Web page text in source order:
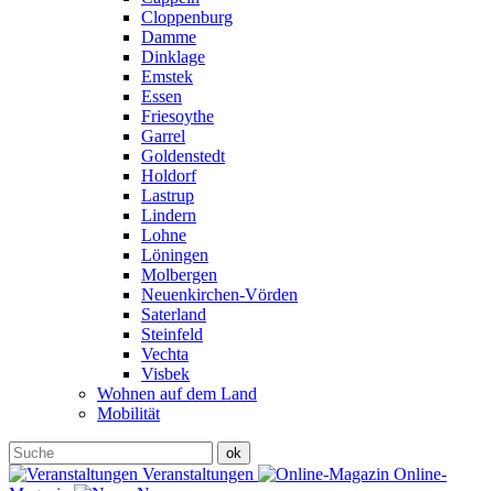
Cloppenburg
Damme
Dinklage
Emstek
Essen
Friesoythe
Garrel
Goldenstedt
Holdorf
Lastrup
Lindern
Lohne
Löningen
Molbergen
Neuenkirchen-Vörden
Saterland
Steinfeld
Vechta
Visbek
Wohnen auf dem Land
Mobilität
Veranstaltungen
Online-